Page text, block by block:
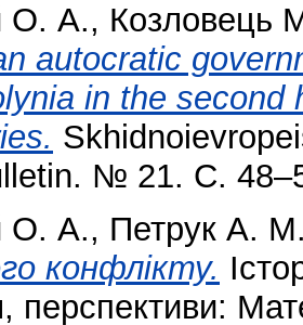
О. А., Козловець
autocratic
in the
№ 21. С.
О. А., Петрук А.
конфлікту.
перспективи: